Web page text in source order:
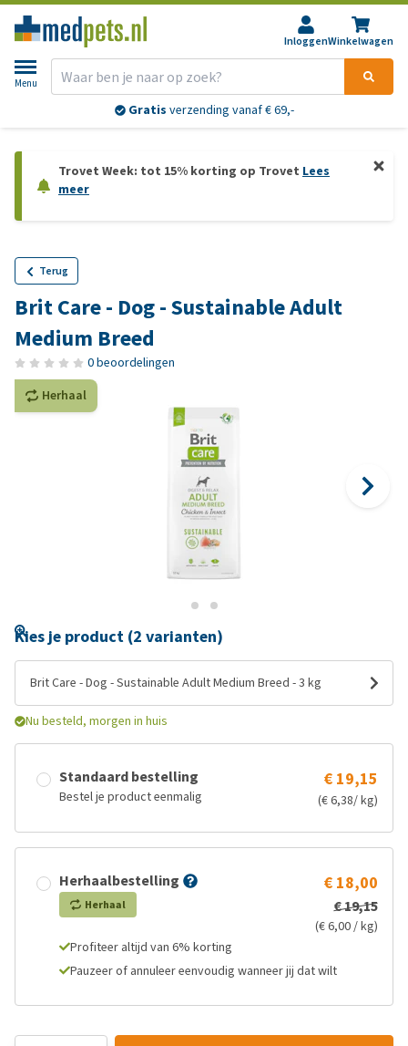
InloggenWinkelwagen
Menu
Gratis verzending vanaf € 69,-
Trovet Week: tot 15% korting op Trovet Lees
meer
Terug
Brit Care - Dog - Sustainable Adult
Medium Breed
0 beoordelingen
Herhaal
Kies je product (2 varianten)
Brit Care - Dog - Sustainable Adult Medium Breed - 3 kg
Nu besteld, morgen in huis
Standaard bestelling
Bestel je product eenmalig
€ 19,15
(€ 6,38/ kg)
Herhaalbestelling
Herhaal
€ 18,00
€ 19,15
(€ 6,00 / kg)
Profiteer altijd van 6% korting
Pauzeer of annuleer eenvoudig wanneer jij dat wilt